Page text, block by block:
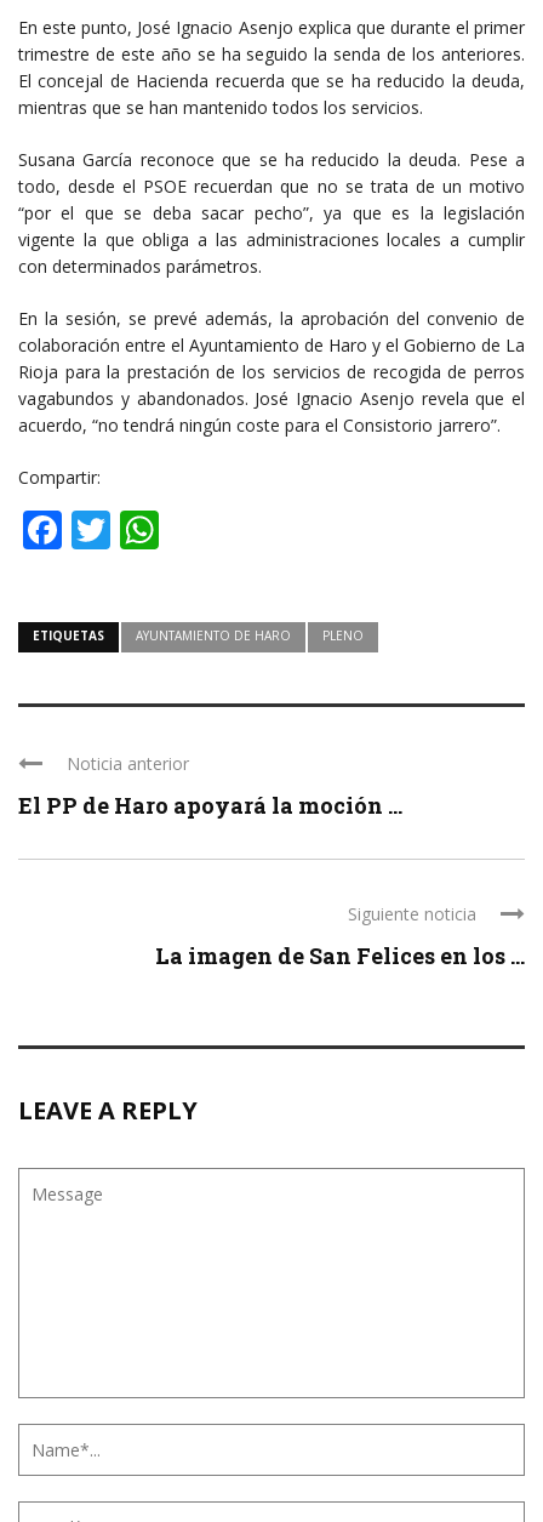
En este punto, José Ignacio Asenjo explica que durante el primer
trimestre de este año se ha seguido la senda de los anteriores.
El concejal de Hacienda recuerda que se ha reducido la deuda,
mientras que se han mantenido todos los servicios.
Susana García reconoce que se ha reducido la deuda. Pese a
todo, desde el PSOE recuerdan que no se trata de un motivo
“por el que se deba sacar pecho”, ya que es la legislación
vigente la que obliga a las administraciones locales a cumplir
con determinados parámetros.
En la sesión, se prevé además, la aprobación del convenio de
colaboración entre el Ayuntamiento de Haro y el Gobierno de La
Rioja para la prestación de los servicios de recogida de perros
vagabundos y abandonados. José Ignacio Asenjo revela que el
acuerdo, “no tendrá ningún coste para el Consistorio jarrero”.
Compartir:
Facebook
Twitter
ETIQUETAS AYUNTAMIENTO DE HARO PLENO
Noticia anterior
El PP de Haro apoyará la moción ...
Siguiente noticia
La imagen de San Felices en los ...
LEAVE A REPLY